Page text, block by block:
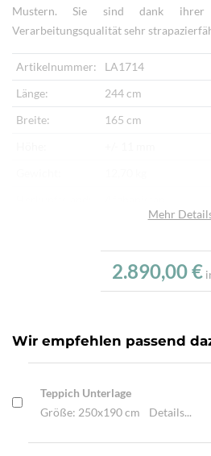
Mustern. Sie sind dank
Verarbeitungsqualität sehr
Artikelnummer:
LA1714
Länge:
244 cm
Breite:
165 cm
Baumwolle
Neu
Verarbeitung:
Mehr
2.890,00 €
Wir empfehlen passend
Teppich Unterlage
Größe: 250x190 cm
Details...